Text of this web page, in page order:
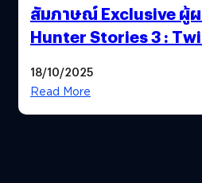
สัมภาษณ์ Exclusive ผู้
Hunter Stories 3 :
สวยฉ่ำ !
18/10/2025
Read More